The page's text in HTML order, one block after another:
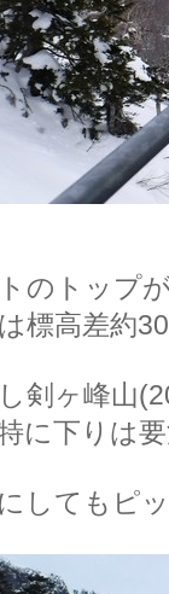
のトップ
標高差約
剣ヶ峰山
に下りは
してもピ